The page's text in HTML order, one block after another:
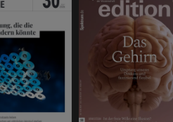
oder in der
ist als im Norden. Der
Am 12. Juli wiederholt
6,9 mag hellen HIP 61054
Der Eintritt des Sterns findet
steht zirka 16 Grad hoch.